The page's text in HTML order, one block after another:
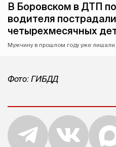
В Боровском в ДТП
водителя
четырехмесячных
Мужчину в прошлом году уже лишали
Фото: ГИБДД